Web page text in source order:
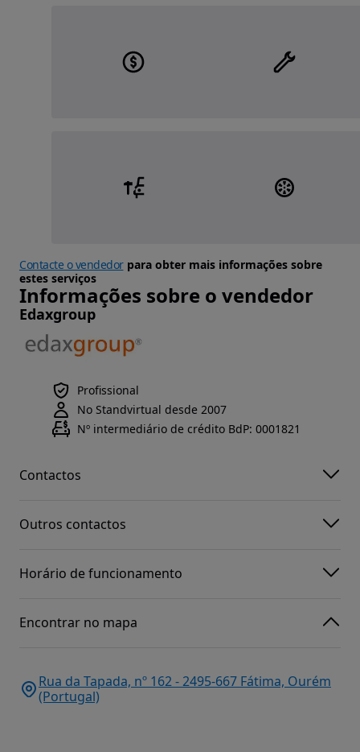
Contacte o vendedorpara obter mais informações sobre
estes serviços
Informações sobre o vendedor
Edaxgroup
Profissional
No Standvirtual desde 2007
Nº intermediário de crédito BdP: 0001821
Contactos
Outros contactos
Horário de funcionamento
Encontrar no mapa
Rua da Tapada, nº 162 - 2495-667 Fátima, Ourém
(Portugal)